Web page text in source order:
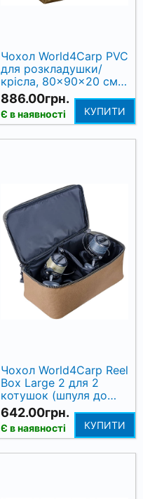
Чохол World4Carp PVC
для розкладушки/
крісла, 80×90×20 см
(Coyote)
886.00грн.
Є в наявності КУПИТИ
Чохол World4Carp Reel
Box Large 2 для 2
котушок (шпуля до
14000), Coyote
642.00грн.
Є в наявності КУПИТИ